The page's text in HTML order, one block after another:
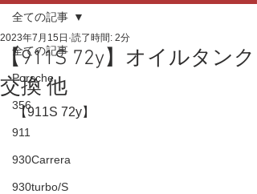
全ての記事
Porsche
356
911
930Carrera
930turbo/S
全ての記事
【911S 72y】オイルタンク
交換 他
2023年7月15日 読了時間: 2分
【911S 72y】